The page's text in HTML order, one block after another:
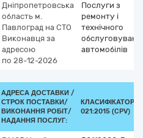
Дніпропетровська
область м.
Павлоград на СТО
Виконавця за
адресою
по 28-12-2026
Послуги з
ремонту і
технічного
автомобілів
АДРЕСА ДОСТАВКИ /
СТРОК ПОСТАВКИ/
ВИКОНАННЯ РОБІТ/
НАДАННЯ ПОСЛУГ:
КЛАСИФІКАТОР
021:2015 (CPV)